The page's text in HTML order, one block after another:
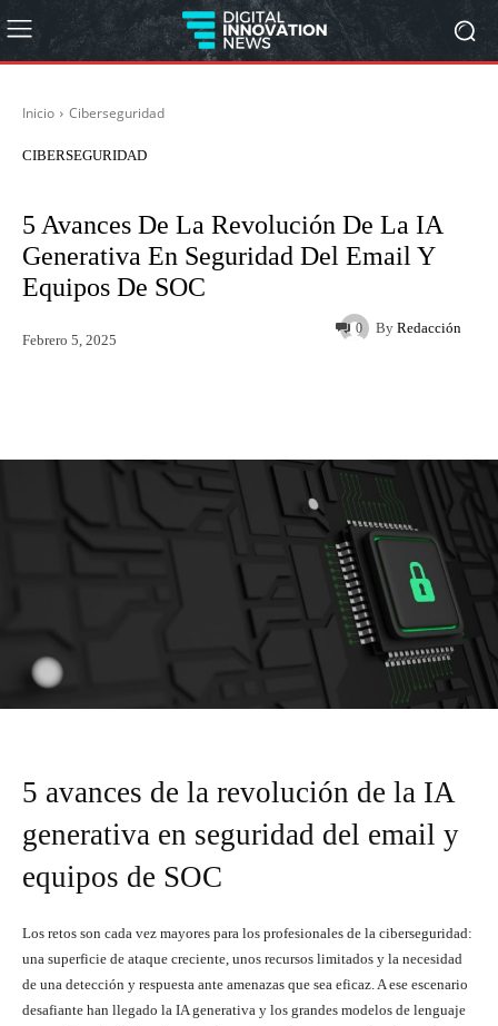
Inicio Ciberseguridad
CIBERSEGURIDAD
5 Avances De La Revolución De La IA
Generativa En Seguridad Del Email Y
Equipos De SOC
By Redacción
Febrero 5, 2025
0
5 avances de la revolución de la IA
generativa en seguridad del email y
equipos de SOC
Los retos son cada vez mayores para los profesionales de la ciberseguridad:
una superficie de ataque creciente, unos recursos limitados y la necesidad
de una detección y respuesta ante amenazas que sea eficaz. A ese escenario
desafiante han llegado la IA generativa y los grandes modelos de lenguaje